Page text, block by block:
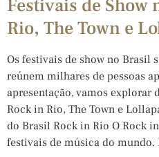
Festivais de Show
Rio, The Town e
Os festivais de show no Brasil
reúnem milhares de pessoas
apresentação, vamos
Rock in Rio, The Town e
do Brasil Rock in Rio O Rock
festivais de música do